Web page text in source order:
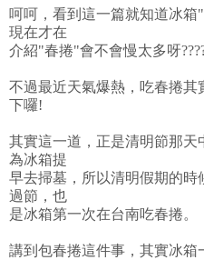
呵呵，看到這一篇就知道冰箱
現在才在
介紹"春捲"會不會慢太多呀
不過最近天氣爆熱，吃春捲
下囉!
其實這一道，正是清明節那天
為冰箱提
早去掃墓，所以清明假期的
過節，也
是冰箱第一次在台南吃春捲。
講到包春捲這件事，其實冰箱